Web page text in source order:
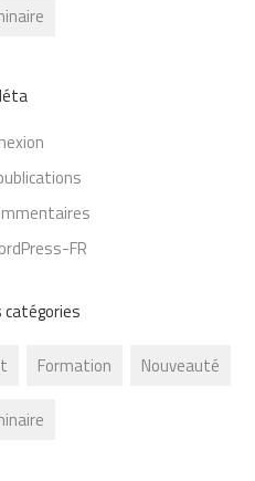
FR
Formation Nouveauté